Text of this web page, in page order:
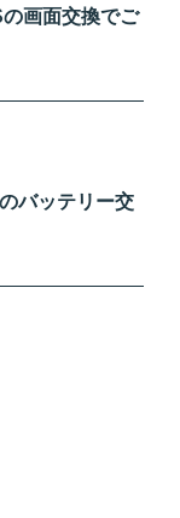
画面交換でご
バッテリー交